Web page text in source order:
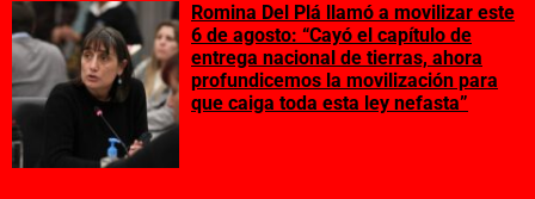
Romina Del Plá llamó a movilizar este
6 de agosto: “Cayó el capítulo de
entrega nacional de tierras, ahora
profundicemos la movilización para
que caiga toda esta ley nefasta”